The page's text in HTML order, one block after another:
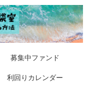
募集中ファンド
利回りカレンダー